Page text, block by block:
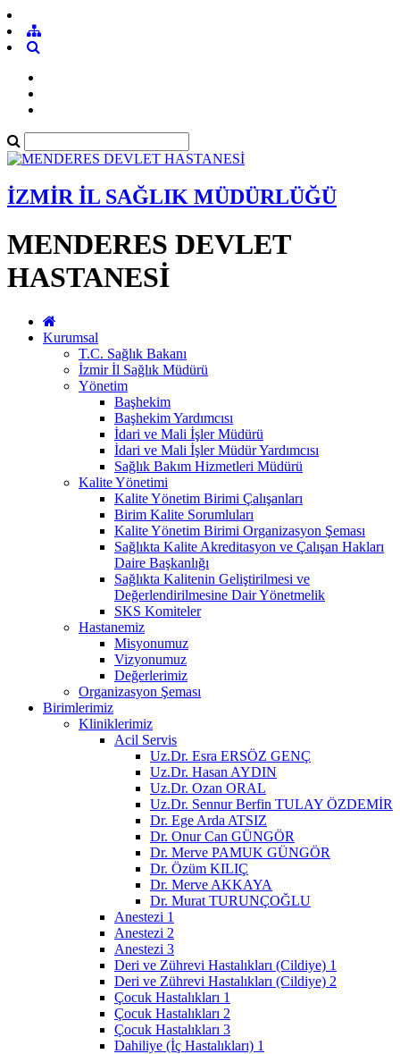
İZMİR İL SAĞLIK MÜDÜRLÜĞÜ
MENDERES DEVLET
HASTANESİ
Kurumsal
T.C. Sağlık Bakanı
İzmir İl Sağlık Müdürü
Yönetim
Başhekim
Başhekim Yardımcısı
İdari ve Mali İşler Müdürü
İdari ve Mali İşler Müdür Yardımcısı
Sağlık Bakım Hizmetleri Müdürü
Kalite Yönetimi
Kalite Yönetim Birimi Çalışanları
Birim Kalite Sorumluları
Kalite Yönetim Birimi Organizasyon Şeması
Sağlıkta Kalite Akreditasyon ve Çalışan Hakları
Daire Başkanlığı
Sağlıkta Kalitenin Geliştirilmesi ve
Değerlendirilmesine Dair Yönetmelik
SKS Komiteler
Hastanemiz
Misyonumuz
Vizyonumuz
Değerlerimiz
Organizasyon Şeması
Birimlerimiz
Kliniklerimiz
Acil Servis
Uz.Dr. Esra ERSÖZ GENÇ
Uz.Dr. Hasan AYDIN
Uz.Dr. Ozan ORAL
Uz.Dr. Sennur Berfin TULAY ÖZDEMİR
Dr. Ege Arda ATSIZ
Dr. Onur Can GÜNGÖR
Dr. Merve PAMUK GÜNGÖR
Dr. Özüm KILIÇ
Dr. Merve AKKAYA
Dr. Murat TURUNÇOĞLU
Anestezi 1
Anestezi 2
Anestezi 3
Deri ve Zührevi Hastalıkları (Cildiye) 1
Deri ve Zührevi Hastalıkları (Cildiye) 2
Çocuk Hastalıkları 1
Çocuk Hastalıkları 2
Çocuk Hastalıkları 3
Dahiliye (İç Hastalıkları) 1